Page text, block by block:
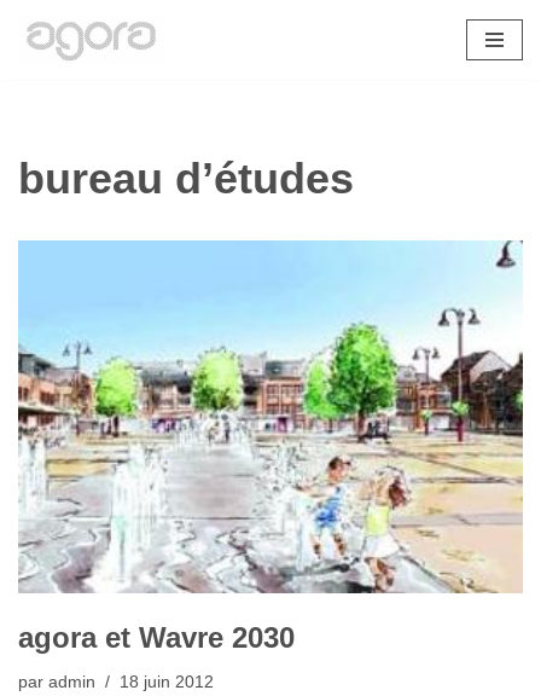
bureau d’études
agora et Wavre 2030
par admin 18 juin 2012